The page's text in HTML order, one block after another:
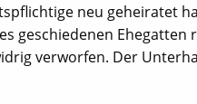
neu geheiratet
geschiedenen
verworfen. Der